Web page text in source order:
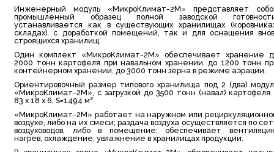
Инженерный модуль «МикроКлимат-2М» представляет
промышленный образец полной заводской
устанавливается как в существующих хранилищах
складах), с доработкой помещений, так и для оснащения
строящихся хранилищ.
Один комплект «МикроКлимат-2М» обеспечивает хранение
2000 тонн картофеля при навальном хранении, до 1200 тонн
контейнерном хранении, до 3000 тонн зерна в режиме аэрации.
Ориентировочный размер типового хранилища под 2 (два)
«МикроКлимат-2М», с загрузкой до 3500 тонн (навал) картофеля
83 х 18 х 6, S=1494 м².
«МикроКлимат-2М» работает на наружном или
воздухе, либо на их смеси; раздача воздуха осуществляется по
воздуховодов, либо в помещение; обеспечивает
нагрев, охлаждение, увлажнение в хранилищах продукции.